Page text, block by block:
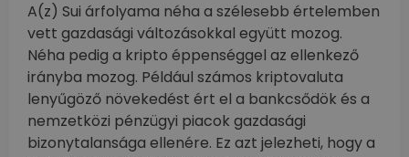
A(z) Sui árfolyama néha a szélesebb értelemben
vett gazdasági változásokkal együtt mozog.
Néha pedig a kripto éppenséggel az ellenkező
irányba mozog. Például számos kriptovaluta
lenyűgöző növekedést ért el a bankcsődök és a
nemzetközi pénzügyi piacok gazdasági
bizonytalansága ellenére. Ez azt jelezheti, hogy a